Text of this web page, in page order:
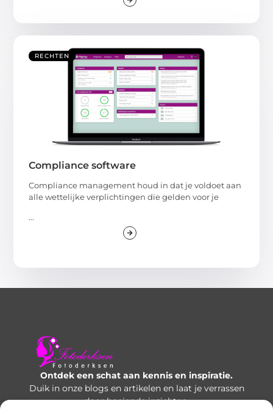
RECHTEN
Compliance software
Compliance management houd in dat je voldoet aan
alle wettelijke verplichtingen die gelden voor je
...
Ontdek een schat aan kennis en inspiratie.
Duik in onze blogs en artikelen en laat je verrassen
door boeiende inzichten.